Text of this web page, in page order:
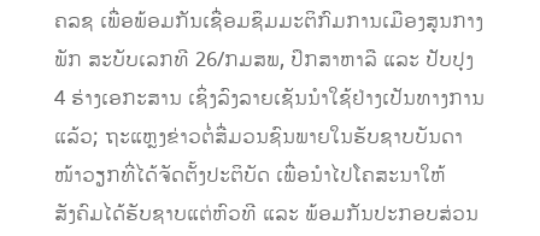
ຄລຊ ເພື່ອພ້ອມກັນເຊື່ອມຊຶມມະຕິກົມການເມືອງສູນກາງ
ພັກ ສະບັບເລກທີ 26/ກມສພ, ປຶກສາຫາລື ແລະ ປັບປຸງ
4 ຮ່າງເອກະສານ ເຊິ່ງລົງລາຍເຊັນນຳໃຊ້ຢ່າງເປັນທາງການ
ແລ້ວ; ຖະແຫຼງຂ່າວຕໍ່ສື່ມວນຊົນພາຍໃນຮັບຊາບບັນດາ
ໜ້າວຽກທີ່ໄດ້ຈັດຕັ້ງປະຕິບັດ ເພື່ອນຳໄປໂຄສະນາໃຫ້
ສັງຄົມໄດ້ຮັບຊາບແຕ່ຫົວທີ ແລະ ພ້ອມກັນປະກອບສ່ວນ